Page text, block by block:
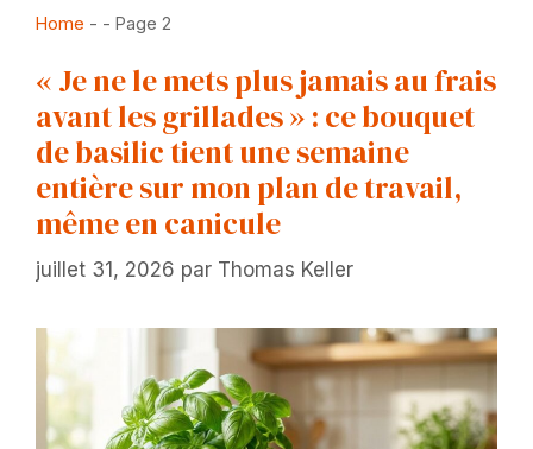
Home - - Page 2
« Je ne le mets plus jamais au frais
avant les grillades » : ce bouquet
de basilic tient une semaine
entière sur mon plan de travail,
même en canicule
juillet 31, 2026 par Thomas Keller